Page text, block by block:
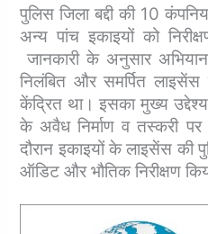
पुलिस जिला बद्दी की 10
अन्य पांच इकाइयों को
जानकारी के अनुसार
निलंबित और समर्पित लाइसेंस
केंद्रित था। इसका मुख्य
के अवैध निर्माण व तस्करी पर
दौरान इकाइयों के लाइसेंस की
ऑडिट और भौतिक निरीक्षण